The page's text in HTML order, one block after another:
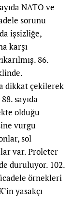
NATO ve
sorunu
işsizliğe,
karşı
86.
dikkat çekilerek
sayıda
olduğu
vurgu
sol
var. Proleter
duruluyor. 102.
örnekleri
yasakçı